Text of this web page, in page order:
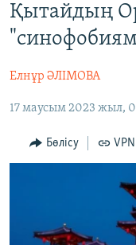
content
Skip
main
Navigation
Skip
Search
AZATTYQTV
АДАМ ҚҰҚЫҚТАРЫ
ӘЛЕУМЕТ
ӘЛЕМ
Қытайдың
Елнұр ӘЛІМОВА
17 маусым 2023 жыл,
Бөлісу